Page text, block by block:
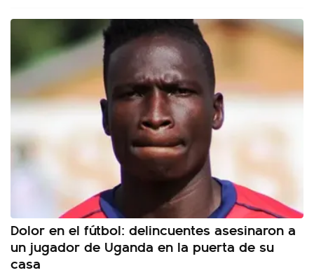
Dolor en el fútbol: delincuentes asesinaron a
un jugador de Uganda en la puerta de su
casa